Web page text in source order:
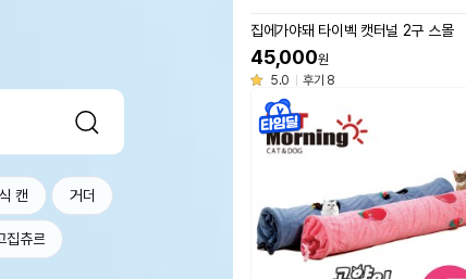
캔 거더
집츄르
집에가야돼 타이벡 캣터널 2구 스몰
45,000원
5.0
후기 8